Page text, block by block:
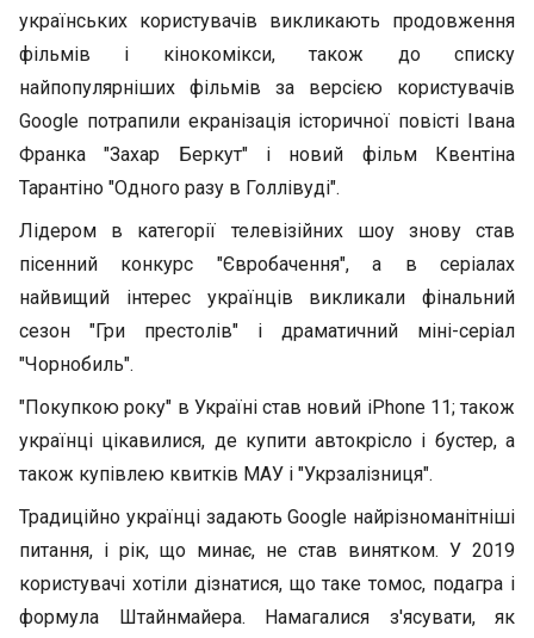
українських користувачів викликають продовження
фільмів і кінокомікси, також до списку
найпопулярніших фільмів за версією користувачів
Google потрапили екранізація історичної повісті Івана
Франка "Захар Беркут" і новий фільм Квентіна
Тарантіно "Одного разу в Голлівуді".
Лідером в категорії телевізійних шоу знову став
пісенний конкурс "Євробачення", а в серіалах
найвищий інтерес українців викликали фінальний
сезон "Гри престолів" і драматичний міні-серіал
"Чорнобиль".
"Покупкою року" в Україні став новий iPhone 11; також
українці цікавилися, де купити автокрісло і бустер, а
також купівлею квитків МАУ і "Укрзалізниця".
Традиційно українці задають Google найрізноманітніші
питання, і рік, що минає, не став винятком. У 2019
користувачі хотіли дізнатися, що таке томос, подагра і
формула Штайнмайера. Намагалися з'ясувати, як